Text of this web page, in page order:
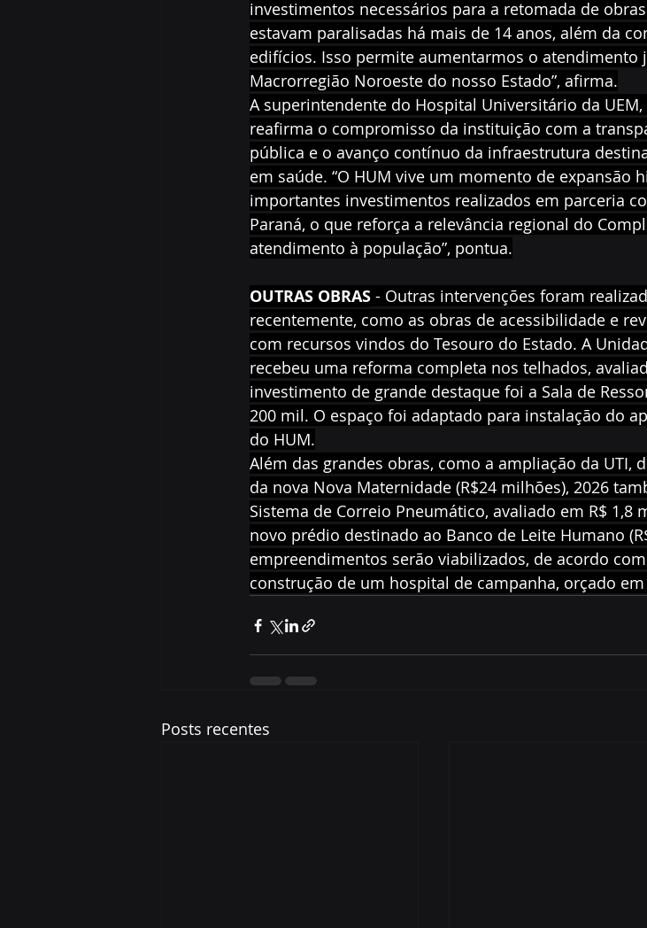
investimentos necessários para a retomada de
estavam paralisadas há mais de 14 anos, além da
edifícios. Isso permite aumentarmos o atendimento
Macrorregião Noroeste do nosso Estado”, afirma.
A superintendente do Hospital Universitário da
reafirma o compromisso da instituição com a
pública e o avanço contínuo da infraestrutura
em saúde. “O HUM vive um momento de expansão
importantes investimentos realizados em parceria
Paraná, o que reforça a relevância regional do
atendimento à população”, pontua.
OUTRAS OBRAS - Outras intervenções foram
recentemente, como as obras de acessibilidade e
com recursos vindos do Tesouro do Estado. A
recebeu uma reforma completa nos telhados,
investimento de grande destaque foi a Sala de
200 mil. O espaço foi adaptado para instalação do
do HUM.
Além das grandes obras, como a ampliação da UTI,
da nova Nova Maternidade (R$24 milhões), 2026
Sistema de Correio Pneumático, avaliado em R$ 1,8
novo prédio destinado ao Banco de Leite Humano
empreendimentos serão viabilizados, de acordo
construção de um hospital de campanha, orçado
Posts recentes